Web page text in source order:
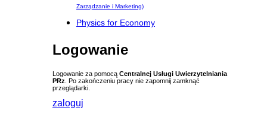
Zarządzanie i Marketing)
Physics for Economy
Logowanie
Logowanie za pomocą Centralnej Usługi Uwierzytelniania
PRz . Po zakończeniu pracy nie zapomnij zamknąć
przeglądarki.
zaloguj